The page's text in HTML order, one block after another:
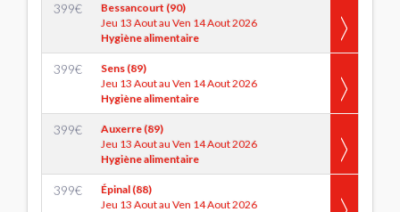
399€
Bessancourt (90)
Jeu 13 Aout au Ven 14 Aout 2026
Hygiène alimentaire
399€
Sens (89)
Jeu 13 Aout au Ven 14 Aout 2026
Hygiène alimentaire
399€
Auxerre (89)
Jeu 13 Aout au Ven 14 Aout 2026
Hygiène alimentaire
399€
Épinal (88)
Jeu 13 Aout au Ven 14 Aout 2026